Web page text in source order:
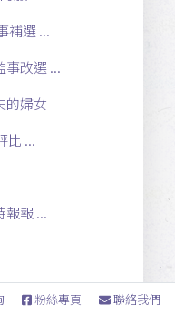
補選 ...
事改選 ...
的婦女
比 ...
報報 ...
粉絲專頁 聯絡我們